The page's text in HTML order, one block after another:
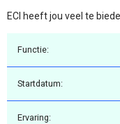
ECI heeft jou veel te
Functie:
Startdatum:
Ervaring: